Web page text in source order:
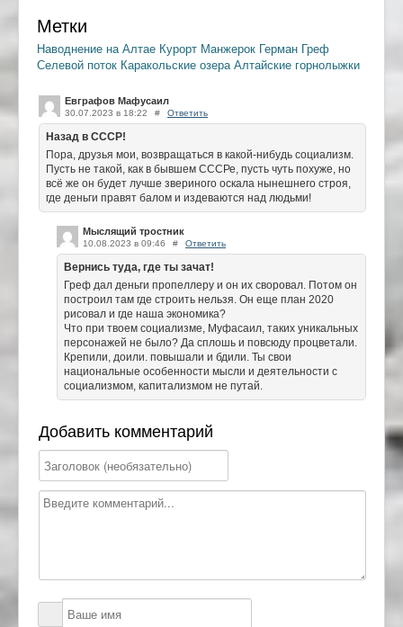
Метки
Наводнение на Алтае Курорт Манжерок Герман Греф
Селевой поток Каракольские озераАлтайские горнолыжки
Евграфов Мафусаил
30.07.2023 в 18:22 # Ответить
Назад в СССР!
Пора, друзья мои, возвращаться в какой-нибудь социализм.
Пусть не такой, как в бывшем СССРе, пусть чуть похуже, но
всё же он будет лучше звериного оскала нынешнего строя,
где деньги правят балом и издеваются над людьми!
Мыслящий тростник
10.08.2023 в 09:46 # Ответить
Вернись туда, где ты зачат!
Греф дал деньги пропеллеру и он их своровал. Потом он
построил там где строить нельзя. Он еще план 2020
рисовал и где наша экономика?
Что при твоем социализме, Муфасаил, таких уникальных
персонажей не было? Да сплошь и повсюду процветали.
Крепили, доили. повышали и бдили. Ты свои
национальные особенности мысли и деятельности с
социализмом, капитализмом не путай.
Добавить комментарий